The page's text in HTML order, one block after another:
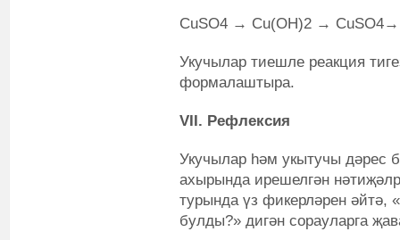
CuSO4 → Cu(OH)2 → CuSO4→
Укучылар тиешле реакция
формалаштыра.
VII. Рефлексия
Укучылар һәм укытучы дәрес
ахырында ирешелгән
турында үз фикерләрен әйтә,
булды?» дигән сорауларга